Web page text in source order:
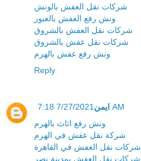
شركات نقل العفش بالونش
ونش رفع العفش بالعبور
شركات نقل العفش بالشروق
شركات نقل عفش بالشروق
ونش رفع عفش بالهرم
Reply
ايمن 7/27/2021 7:18 AM
ونش رفع اثاث بالهرم
شركة نقل عفش في الهرم
شركات نقل العفش في القاهرة
شركات نقل العفش بمدينة نصر